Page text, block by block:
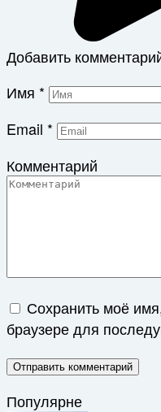
Добавить
Имя *
Email *
Комментарий
Сохранить моё
браузере для
Популярне